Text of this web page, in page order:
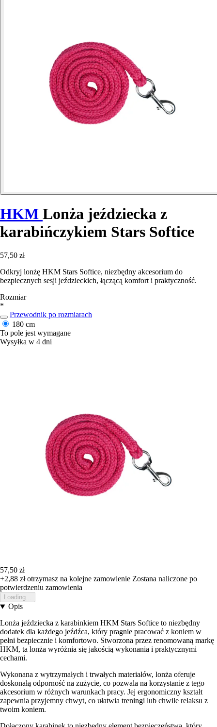
HKM Lonża jeździecka z
karabińczykiem Stars Softice
57,50 zł
Odkryj lonżę HKM Stars Softice, niezbędny akcesorium do
bezpiecznych sesji jeździeckich, łączącą komfort i praktyczność.
Rozmiar
*
Przewodnik po rozmiarach
180 cm
To pole jest wymagane
Wysyłka w 4 dni
57,50 zł
+2,88 złotrzymasz na kolejne zamowienie Zostana naliczone po
potwierdzeniu zamowienia
Loading...
Opis
Lonża jeździecka z karabinkiem HKM Stars Softice to niezbędny
dodatek dla każdego jeźdźca, który pragnie pracować z koniem w
pełni bezpiecznie i komfortowo. Stworzona przez renomowaną markę
HKM, ta lonża wyróżnia się jakością wykonania i praktycznymi
cechami.
Wykonana z wytrzymałych i trwałych materiałów, lonża oferuje
doskonałą odporność na zużycie, co pozwala na korzystanie z tego
akcesorium w różnych warunkach pracy. Jej ergonomiczny kształt
zapewnia przyjemny chwyt, co ułatwia treningi lub chwile relaksu z
twoim koniem.